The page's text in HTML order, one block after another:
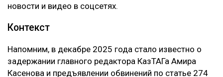
новости и видео в соцсетях.
Контекст
Напомним, в декабре 2025 года стало известно о
задержании главного редактора КазТАГа Амира
Касенова и предъявлении обвинений по статье 274